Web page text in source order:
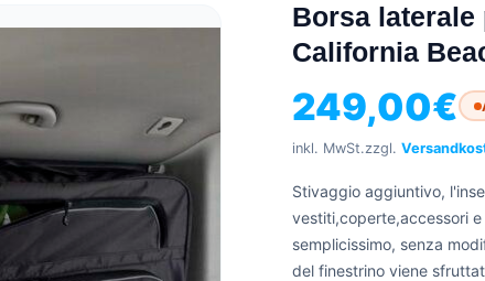
Borsa laterale
California
249,00€
inkl. MwSt. zzgl.
Stivaggio aggiuntivo,
vestiti,coperte,accessori
semplicissimo, senza
del finestrino viene